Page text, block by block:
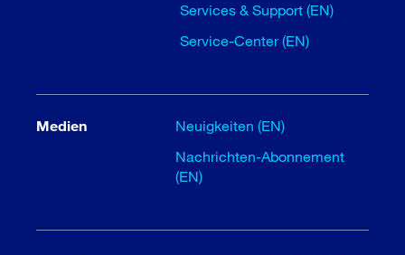
Services & Support (EN)
Service-Center (EN)
Medien
Neuigkeiten (EN)
Nachrichten-Abonnement
(EN)